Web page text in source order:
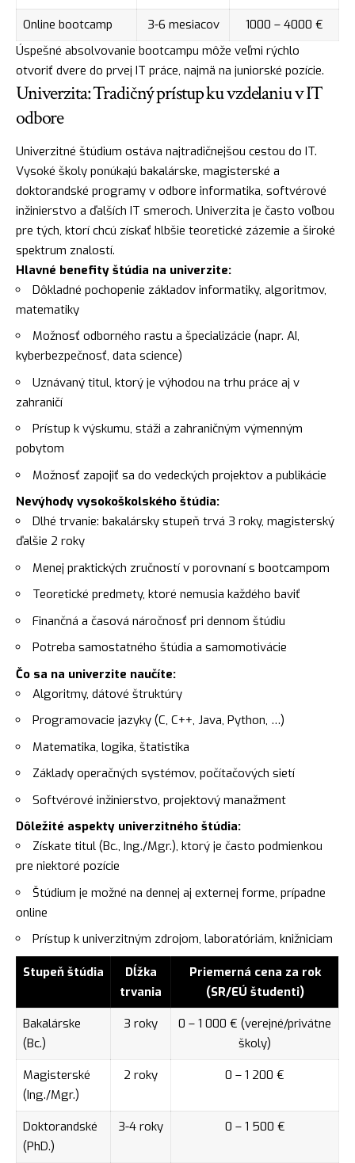
Online bootcamp
3-6 mesiacov
1000 – 4000 €
Úspešné absolvovanie bootcampu môže veľmi rýchlo
otvoriť dvere do prvej IT práce, najmä na juniorské pozície.
Univerzita: Tradičný prístup ku vzdelaniu v IT
odbore
Univerzitné štúdium ostáva najtradičnejšou cestou do IT.
Vysoké školy ponúkajú bakalárske, magisterské a
doktorandské programy v odbore informatika, softvérové
inžinierstvo a ďalších IT smeroch. Univerzita je často voľbou
pre tých, ktorí chcú získať hlbšie teoretické zázemie a široké
spektrum znalostí.
Hlavné benefity štúdia na univerzite:
Dôkladné pochopenie základov informatiky, algoritmov,
matematiky
Možnosť odborného rastu a špecializácie (napr. AI,
kyberbezpečnosť, data science)
Uznávaný titul, ktorý je výhodou na trhu práce aj v
zahraničí
Prístup k výskumu, stáži a zahraničným výmenným
pobytom
Možnosť zapojiť sa do vedeckých projektov a publikácie
Nevýhody vysokoškolského štúdia:
Dlhé trvanie: bakalársky stupeň trvá 3 roky, magisterský
ďalšie 2 roky
Menej praktických zručností v porovnaní s bootcampom
Teoretické predmety, ktoré nemusia každého baviť
Finančná a časová náročnosť pri dennom štúdiu
Potreba samostatného štúdia a samomotivácie
Čo sa na univerzite naučíte:
Algoritmy, dátové štruktúry
Programovacie jazyky (C, C++, Java, Python, …)
Matematika, logika, štatistika
Základy operačných systémov, počítačových sietí
Softvérové inžinierstvo, projektový manažment
Dôležité aspekty univerzitného štúdia:
Získate titul (Bc., Ing./Mgr.), ktorý je často podmienkou
pre niektoré pozície
Štúdium je možné na dennej aj externej forme, prípadne
online
Prístup k univerzitným zdrojom, laboratóriám, knižniciam
Stupeň štúdia
Dĺžka
trvania
Priemerná cena za rok
(SR/EÚ študenti)
Bakalárske
(Bc.)
3 roky
0 – 1 000 € (verejné/privátne
školy)
Magisterské
(Ing./Mgr.)
2 roky 0 – 1 200 €
Doktorandské
(PhD.)
3-4 roky 0 – 1 500 €